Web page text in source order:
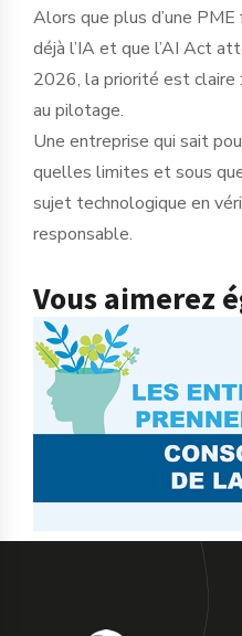
Alors que plus d’une
déjà l’IA et que l’AI Act
2026, la priorité est claire
au pilotage.
Une entreprise qui sait
quelles limites et sous
sujet technologique en
responsable.
Vous aimerez